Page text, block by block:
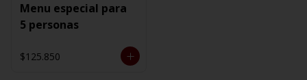
Menu especial para
5 personas
$125.850